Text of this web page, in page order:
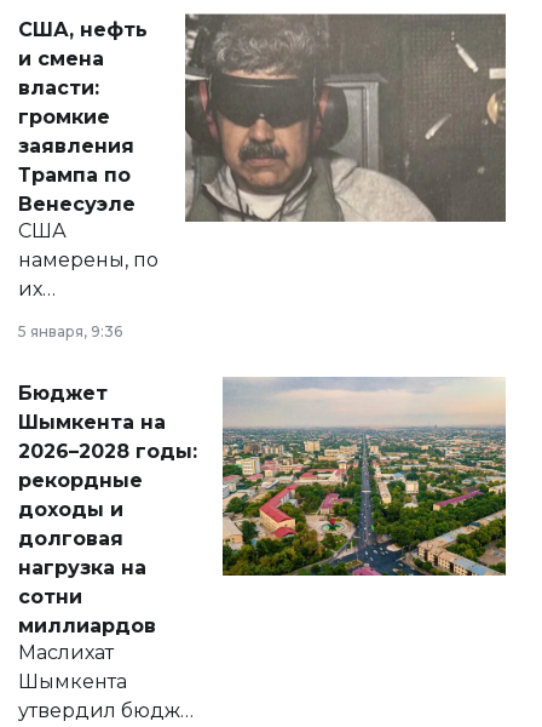
актуальных тем —
от слухов о
политических
реформах до
вопросов армии,
экономики и
личного здоровья.
США, нефть
и смена
власти:
громкие
заявления
Трампа по
Венесуэле
США
намерены, по
их
принести
народу
Венесуэлы.
5 января, 9:36
Бюджет
Шымкента на
2026–2028 годы:
рекордные
доходы и
долговая
нагрузка на
сотни
миллиардов
Маслихат
Шымкента
утвердил бюджет